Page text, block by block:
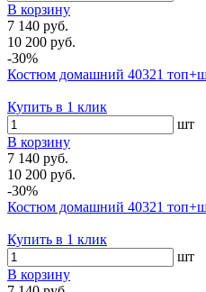
В корзину
7 140 руб.
10 200 руб.
-30%
Костюм домашний 40321
Купить в 1 клик
шт
В корзину
7 140 руб.
10 200 руб.
-30%
Костюм домашний 40321
Купить в 1 клик
шт
В корзину